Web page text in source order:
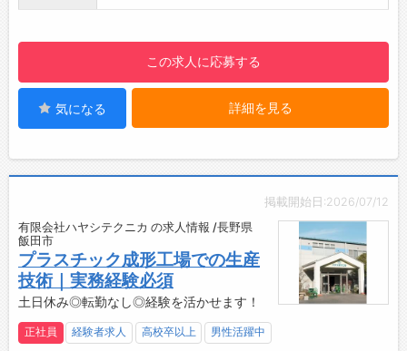
楽しさを伝えています。
㈱天龍は、釣竿「ＴＥＮＲＹＵ」を手掛ける
釣竿は、設計開発〜完成品までを作る一貫生
産体制となっております。
ており、幅広い世代が活躍し生産をしていま
す。
【採用担当からのメッセージ】
釣竿を始めとした魅力ある製品だけでなく、
働く仲間がやりがいを持ち、働きやすい職場に
していくために、『全社員研修の実施』、『改
善提案活動』、『より良い組織づくり』など会
社として様々なことに挑戦し続けています。
皆さんの応募をお待ちしております。
◆若い世代が頑張っています！
若手社員は一つの作業⇒複数の作業を目指して
おり、入社5年を目安に現場のリーダーを目指
して育成しています。
◆子育て世代も仕事と育児の両立できる！安心
＊女性の育児休暇100%達成
際に利用）
＊育児や介護に伴う短時間勤務制度あり！
ご本人の状況や保育園などへの送り迎えなど
も考慮して、4つの時間設定を設けて、柔軟な
◆2024年12月『職場いきいきアドバンスカン
この求人に応募する
気になる 詳細を見る
掲載開始日:2026/07/12
有限会社ハヤシテクニカ の求人情報 /長野県
飯田市
プラスチック成形工場での生産
技術｜実務経験必須
土日休み◎転勤なし◎経験を活かせます！
正社員 経験者求人 高校卒以上 男性活躍中